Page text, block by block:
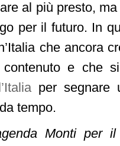
al più presto,
per il futuro. In
che ancora
contenuto e che
per segnare
tempo.
Monti per